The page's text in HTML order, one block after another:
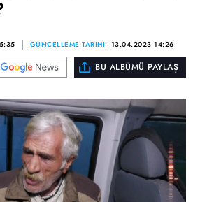
GÜNCELLEME TARİHİ: 13.04.2023 14:26
BU ALBÜMÜ PAYLAŞ